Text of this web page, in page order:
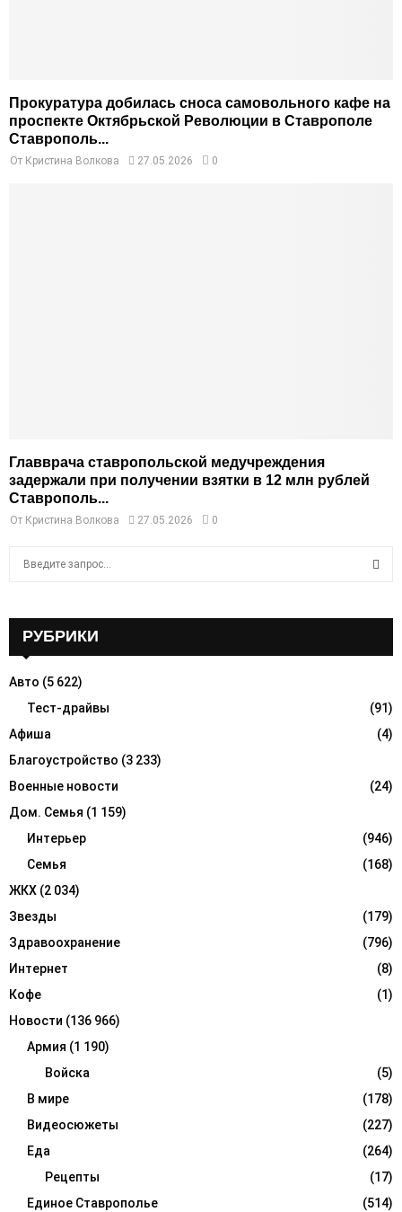
Прокуратура добилась сноса самовольного кафе на
проспекте Октябрьской Революции в Ставрополе
Ставрополь...
От Кристина Волкова 27.05.2026 0
Главврача ставропольской медучреждения
задержали при получении взятки в 12 млн рублей
Ставрополь...
От Кристина Волкова 27.05.2026 0
o
R
C
H
РУБРИКИ
Авто (5 622)
Тест-драйвы
(91)
Афиша
(4)
Благоустройство (3 233)
Военные новости
(24)
Дом. Семья (1 159)
Интерьер
(946)
Семья
(168)
ЖКХ (2 034)
Звезды
(179)
Здравоохранение
(796)
Интернет
(8)
Кофе
(1)
Новости (136 966)
Армия (1 190)
Войска
(5)
В мире
(178)
Видеосюжеты
(227)
Еда
(264)
Рецепты
(17)
Единое Ставрополье
(514)